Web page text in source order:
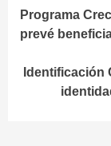
Programa
prevé
Identificación